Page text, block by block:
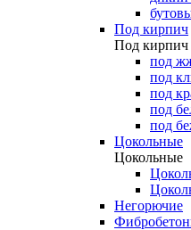
Под кирпич
Под кирпич
под
под
под
под
под
Цокольные
Цокольные
Негорючие